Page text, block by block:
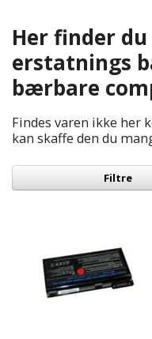
Her finder
erstatnings
bærbare
Findes varen ikke her
kan skaffe den du
Filtre